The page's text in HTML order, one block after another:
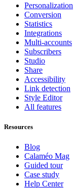
Personalization
Conversion
Statistics
Integrations
Multi-accounts
Subscribers
Studio
Share
Accessibility
Link detection
Style Editor
All features
Resources
Blog
Calaméo Mag
Guided tour
Case study
Help Center